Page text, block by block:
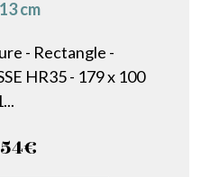
cm
- Rectangle -
HR35 - 179 x 100
€